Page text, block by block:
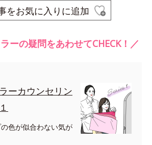
をお気に入りに追加
ーの疑問をあわせてCHECK！／
ーカウンセリン
色が似合わない気が